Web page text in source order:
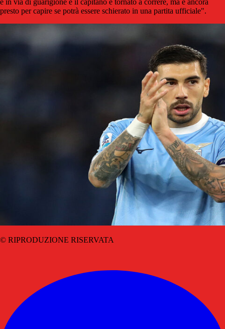
presto per capire se potrà essere schierato in una partita ufficiale".
© RIPRODUZIONE RISERVATA